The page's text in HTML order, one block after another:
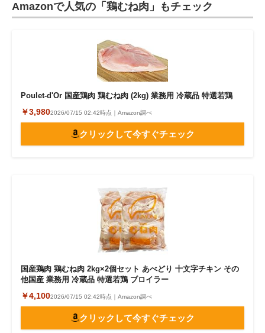
Amazonで人気の「鶏むね肉」もチェック
Poulet-d'Or 国産鶏肉 鶏むね肉 (2kg) 業務用 冷蔵品 特選若鶏
￥3,9802026/07/15 02:42時点｜Amazon調べ
クリックして今すぐチェック
国産鶏肉 鶏むね肉 2kg×2個セット あべどり 十文字チキン その
他国産 業務用 冷蔵品 特選若鶏 ブロイラー
￥4,1002026/07/15 02:42時点｜Amazon調べ
クリックして今すぐチェック